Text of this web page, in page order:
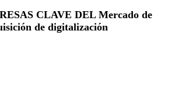
CLAVE DEL Mercado de
de digitalización